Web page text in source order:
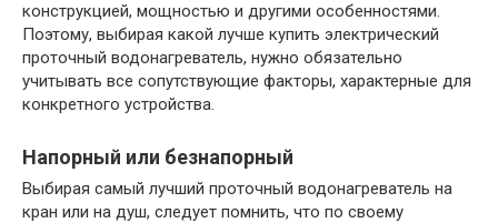
конструкцией, мощностью и другими особенностями.
Поэтому, выбирая какой лучше купить электрический
проточный водонагреватель, нужно обязательно
учитывать все сопутствующие факторы, характерные для
конкретного устройства.
Напорный или безнапорный
Выбирая самый лучший проточный водонагреватель на
кран или на душ, следует помнить, что по своему